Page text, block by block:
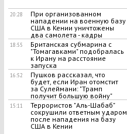
20:28
При организованном
нападении на военную базу
США в Кении уничтожены
два самолета - кадры
18:55
Британская субмарина с
"Томагавками" подобралась
к Ирану на расстояние
запуска
16:52
Пушков рассказал, что
будет, если Иран отомстит
за Сулеймани: "Трамп
получит большую войну"
15:11
​Террористов "Аль-Шабаб"
сокрушили ответным ударом
после нападения на базу
США в Кении